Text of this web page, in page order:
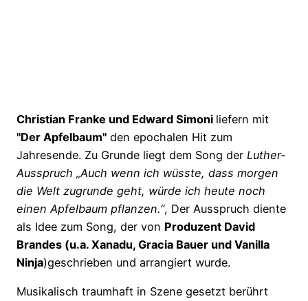
Christian Franke und Edward Simoni liefern mit
"Der Apfelbaum" den epochalen Hit zum
Jahresende. Zu Grunde liegt dem Song der Luther-
Ausspruch „Auch wenn ich wüsste, dass morgen
die Welt zugrunde geht, würde ich heute noch
einen Apfelbaum pflanzen.“, Der Ausspruch diente
als Idee zum Song, der von Produzent David
Brandes (u.a. Xanadu, Gracia Bauer und Vanilla
Ninja)geschrieben und arrangiert wurde.
Musikalisch traumhaft in Szene gesetzt berührt